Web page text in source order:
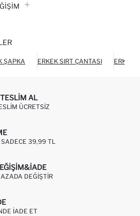
ŞAPKA ERKEK SIRT ÇANTASI ERKEK
AL
ÜCRETSIZ
39,99 TL
DEĞIŞTIR
IADE ET